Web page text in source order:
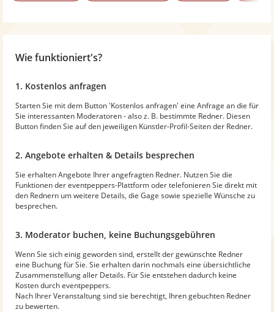
Wie funktioniert's?
1. Kostenlos anfragen
Starten Sie mit dem Button 'Kostenlos anfragen' eine Anfrage an die für
Sie interessanten Moderatoren - also z. B. bestimmte Redner. Diesen
Button finden Sie auf den jeweiligen Künstler-Profil-Seiten der Redner.
2. Angebote erhalten & Details besprechen
Sie erhalten Angebote Ihrer angefragten Redner. Nutzen Sie die
Funktionen der eventpeppers-Plattform oder telefonieren Sie direkt mit
den Rednern um weitere Details, die Gage sowie spezielle Wünsche zu
besprechen.
3. Moderator buchen, keine Buchungsgebühren
Wenn Sie sich einig geworden sind, erstellt der gewünschte Redner
eine Buchung für Sie. Sie erhalten darin nochmals eine übersichtliche
Zusammenstellung aller Details. Für Sie entstehen dadurch keine
Kosten durch eventpeppers.
Nach Ihrer Veranstaltung sind sie berechtigt, Ihren gebuchten Redner
zu bewerten.